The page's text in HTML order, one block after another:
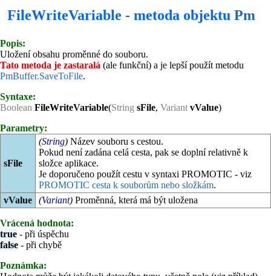
FileWriteVariable - metoda objektu Pm
Popis:
Uložení obsahu proměnné do souboru.
Tato metoda je zastaralá (ale funkční) a je lepší použít metodu
PmBuffer.SaveToFile.
Syntaxe:
Boolean FileWriteVariable(String sFile, Variant vValue)
Parametry:
sFile
(String)Název souboru s cestou.
Pokud není zadána celá cesta, pak se doplní relativně k
složce aplikace.
Je doporučeno použít cestu v syntaxi PROMOTIC - viz
PROMOTIC cesta k souborům nebo složkám.
vValue
(Variant)Proměnná, která má být uložena
Vrácená hodnota:
true - při úspěchu
false - při chybě
Poznámka: